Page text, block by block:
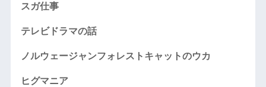
スガ仕事
テレビドラマの話
ノルウェージャンフォレストキャットのウカ
ヒグマニア